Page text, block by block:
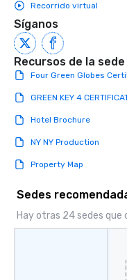
Recorrido virtual
Síganos
Recursos de la sede
Four Green Globes
GREEN KEY 4
Hotel Brochure
NY NY Production
Property Map
Sedes
Hay otras 24 sedes que